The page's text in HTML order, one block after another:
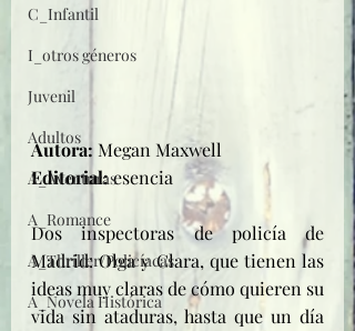
C_Infantil
I_otros géneros
Juvenil
Adultos
A_Aventuras
A_Romance
A_Thriller/Policíacas
A_Novela Histórica
Autora: Megan Maxwell
Editorial: esencia
Dos inspectoras de policía de
Madrid: Olga y Clara, que tienen las
ideas muy claras de cómo quieren su
vida sin ataduras, hasta que un día